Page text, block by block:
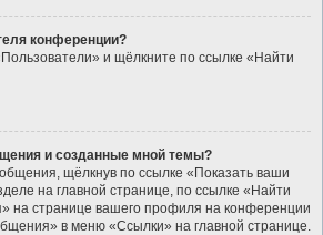
конференции?
и щёлкните по ссылке «Найти
и созданные мной темы?
щёлкнув по ссылке «Показать ваши
на главной странице, по ссылке «Найти
на странице вашего профиля на конференции
в меню «Ссылки» на главной странице.